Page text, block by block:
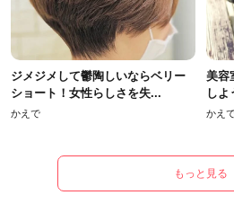
ジメジメして鬱陶しいならベリー
ショート！女性らしさを失...
かえで
美容
しよ
かえ
もっと見る